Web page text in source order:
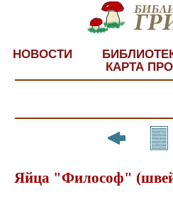
НОВОСТИ
КАРТА
Яйца "Философ"